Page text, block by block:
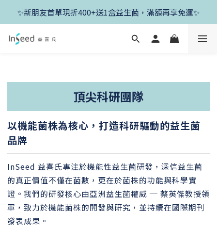
✨新朋友首單現折400+送1盒益生菌，滿額再享免運✨
✨新朋友首單現折400+送1盒益生菌，滿額再享免運✨
✨父親節開跑！好菌任搭8折，滿額加送1盒好菌✨
頂尖科研團隊
以機能菌株為核心，打造科研驅動的益生菌
品牌
InSeed 益喜氏專注於機能性益生菌研發，深信益生菌
的真正價值不僅在菌數，更在於菌株的功能與科學實
證。我們的研發核心由亞洲益生菌權威 ─ 蔡英傑教授領
軍，致力於機能菌株的開發與研究，並持續在國際期刊
發表成果。